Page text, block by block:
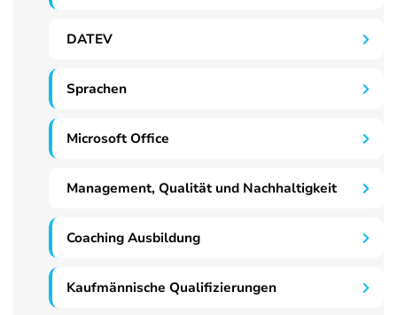
DATEV
Sprachen
Microsoft Office
Management, Qualität und Nachhaltigkeit
Coaching Ausbildung
Kaufmännische Qualifizierungen